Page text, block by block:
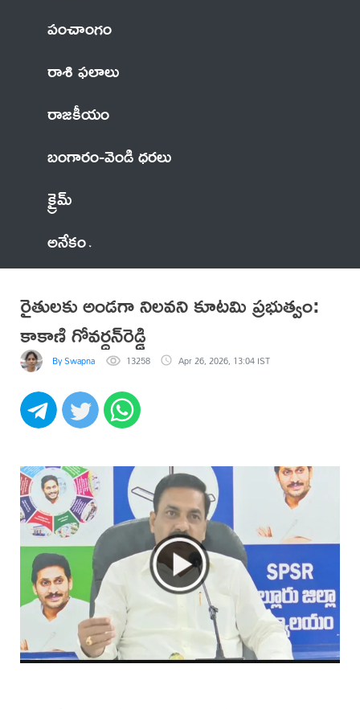
పంచాంగం
రాశి ఫలాలు
రాజకీయం
బంగారం-వెండి ధరలు
క్రైమ్
అనేకం
రైతులకు అండగా నిలవని కూటమి ప్రభుత్వం:
కాకాణి గోవర్ధన్‌రెడ్డి
By Swapna 13258 Apr 26, 2026, 13:04 IST